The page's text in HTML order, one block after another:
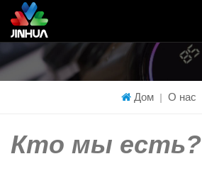
Дом | О нас
Кто мы есть?